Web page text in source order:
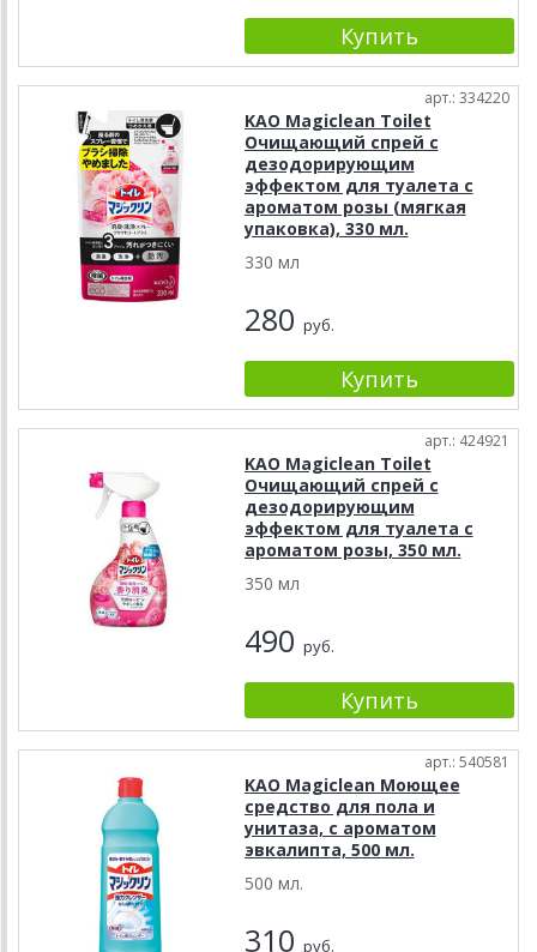
арт.: 334220
KAO Magiclean Toilet
Очищающий спрей с
дезодорирующим
эффектом для туалета с
ароматом розы (мягкая
упаковка), 330 мл.
330 мл
280 руб.
арт.: 424921
KAO Magiclean Toilet
Очищающий спрей с
дезодорирующим
эффектом для туалета с
ароматом розы, 350 мл.
350 мл
490 руб.
арт.: 540581
KAO Magiclean Моющее
средство для пола и
унитаза, с ароматом
эвкалипта, 500 мл.
500 мл.
310 руб.